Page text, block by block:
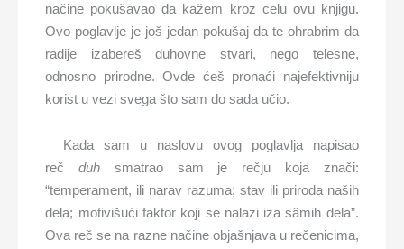
načine pokušavao da kažem kroz celu ovu knjigu.
Ovo poglavlje je još jedan pokušaj da te ohrabrim da
radije izabereš duhovne stvari, nego telesne,
odnosno prirodne. Ovde ćeš pronaći najefektivniju
korist u vezi svega što sam do sada učio.
Kada sam u naslovu ovog poglavlja napisao
rečduh smatrao sam je rečju koja znači:
“temperament, ili narav razuma; stav ili priroda naših
dela; motivišući faktor koji se nalazi iza sâmih dela”.
Ova reč se na razne načine objašnjava u rečenicima,